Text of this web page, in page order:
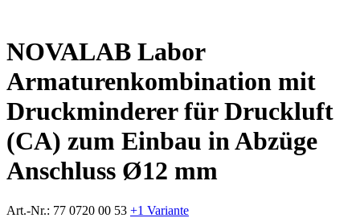
NOVALAB Labor
Armaturenkombination mit
Druckminderer für Druckluft
(CA) zum Einbau in Abzüge
Anschluss Ø12 mm
Art.-Nr.: 77 0720 00 53 +1 Variante